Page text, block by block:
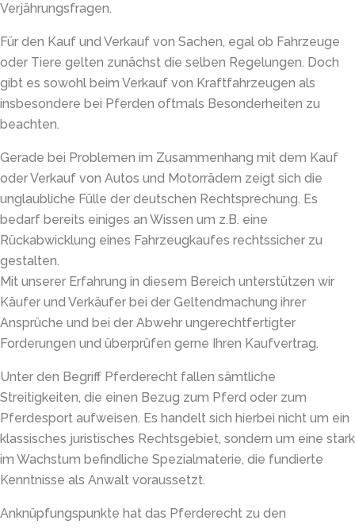
Verjährungsfragen.
Für den Kauf und Verkauf von Sachen, egal ob Fahrzeuge
oder Tiere gelten zunächst die selben Regelungen. Doch
gibt es sowohl beim Verkauf von Kraftfahrzeugen als
insbesondere bei Pferden oftmals Besonderheiten zu
beachten.
Gerade bei Problemen im Zusammenhang mit dem Kauf
oder Verkauf von Autos und Motorrädern zeigt sich die
unglaubliche Fülle der deutschen Rechtsprechung. Es
bedarf bereits einiges an Wissen um z.B. eine
Rückabwicklung eines Fahrzeugkaufes rechtssicher zu
gestalten.
Mit unserer Erfahrung in diesem Bereich unterstützen wir
Käufer und Verkäufer bei der Geltendmachung ihrer
Ansprüche und bei der Abwehr ungerechtfertigter
Forderungen und überprüfen gerne Ihren Kaufvertrag.
Unter den Begriff Pferderecht fallen sämtliche
Streitigkeiten, die einen Bezug zum Pferd oder zum
Pferdesport aufweisen. Es handelt sich hierbei nicht um ein
klassisches juristisches Rechtsgebiet, sondern um eine stark
im Wachstum befindliche Spezialmaterie, die fundierte
Kenntnisse als Anwalt voraussetzt.
Anknüpfungspunkte hat das Pferderecht zu den